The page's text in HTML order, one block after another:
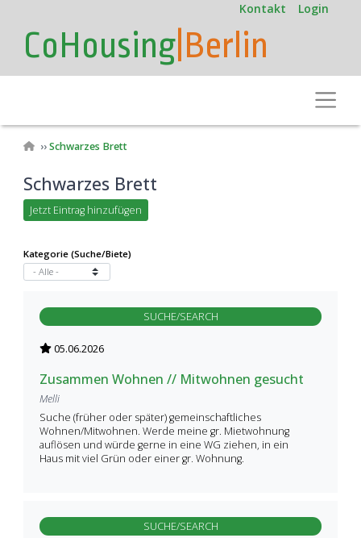
Inhaltaccount
menu
Kontakt Login
CoHousing |Berlin
Pfadnavigation
Schwarzes Brett
Schwarzes Brett
Jetzt Eintrag hinzufügen
Kategorie (Suche/Biete)
SUCHE/SEARCH
05.06.2026
Zusammen Wohnen // Mitwohnen gesucht
Melli
Suche (früher oder später) gemeinschaftliches
Wohnen/Mitwohnen. Werde meine gr. Mietwohnung
auflösen und würde gerne in eine WG ziehen, in ein
Haus mit viel Grün oder einer gr. Wohnung.
SUCHE/SEARCH